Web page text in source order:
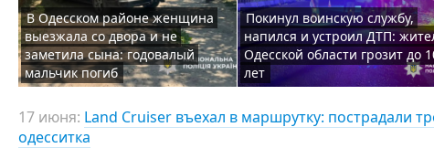
В Одесском районе женщина
выезжала со двора и не
заметила сына: годовалый
мальчик погиб
Покинул воинскую службу,
напился и устроил ДТП:
Одесской области грозит до
лет
17 июня: Land Cruiser въехал в маршрутку: пострадали
одесситка